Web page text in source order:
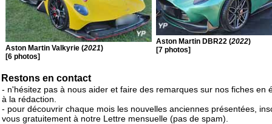
Aston Martin Valkyrie (2021)
[6 photos]
Aston Martin DBR22 (2022)
[7 photos]
Restons en contact
- n'hésitez pas à nous aider et faire des remarques sur nos fiches en
à la rédaction.
- pour découvrir chaque mois les nouvelles anciennes présentées,
vous gratuitement à notre Lettre mensuelle (pas de spam).